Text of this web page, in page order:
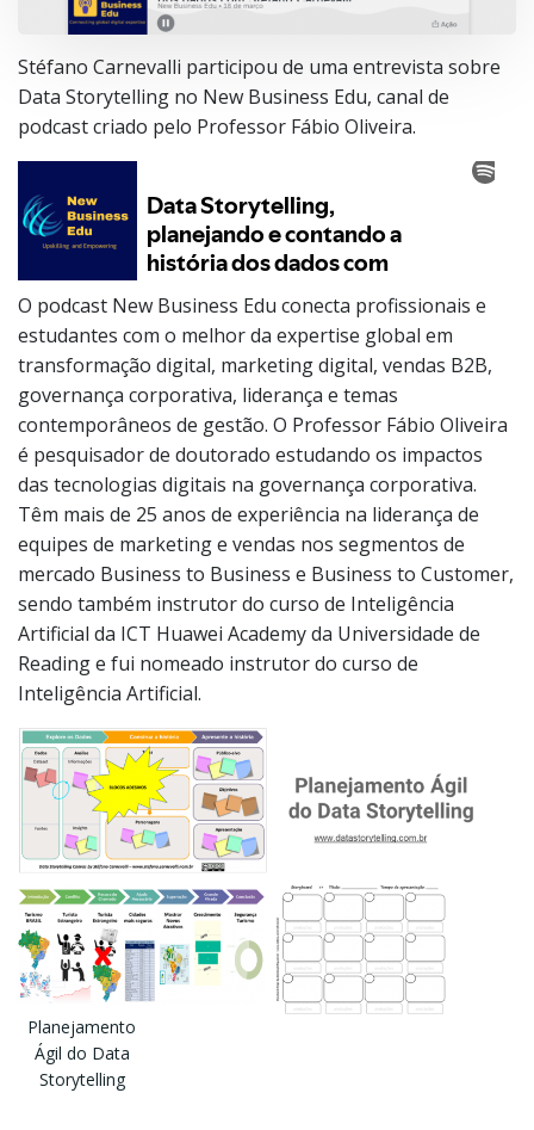
Stéfano Carnevalli participou de uma entrevista sobre
Data Storytelling no New Business Edu, canal de
podcast criado pelo Professor Fábio Oliveira.
O podcast New Business Edu conecta profissionais e
estudantes com o melhor da expertise global em
transformação digital, marketing digital, vendas B2B,
governança corporativa, liderança e temas
contemporâneos de gestão. O Professor Fábio Oliveira
é pesquisador de doutorado estudando os impactos
das tecnologias digitais na governança corporativa.
Têm mais de 25 anos de experiência na liderança de
equipes de marketing e vendas nos segmentos de
mercado Business to Business e Business to Customer,
sendo também instrutor do curso de Inteligência
Artificial da ICT Huawei Academy da Universidade de
Reading e fui nomeado instrutor do curso de
Inteligência Artificial.
Planejamento
Ágil do Data
Storytelling